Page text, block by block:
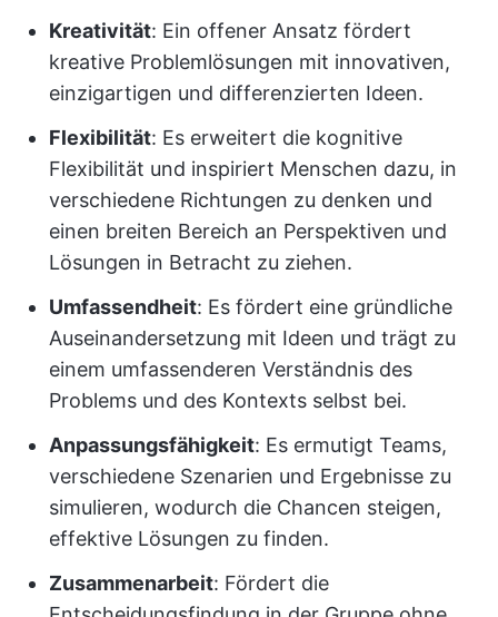
Kreativität: Ein offener Ansatz fördert
kreative Problemlösungen mit innovativen,
einzigartigen und differenzierten Ideen.
Flexibilität: Es erweitert die kognitive
Flexibilität und inspiriert Menschen dazu, in
verschiedene Richtungen zu denken und
einen breiten Bereich an Perspektiven und
Lösungen in Betracht zu ziehen.
Umfassendheit: Es fördert eine gründliche
Auseinandersetzung mit Ideen und trägt zu
einem umfassenderen Verständnis des
Problems und des Kontexts selbst bei.
Anpassungsfähigkeit: Es ermutigt Teams,
verschiedene Szenarien und Ergebnisse zu
simulieren, wodurch die Chancen steigen,
effektive Lösungen zu finden.
Zusammenarbeit: Fördert die